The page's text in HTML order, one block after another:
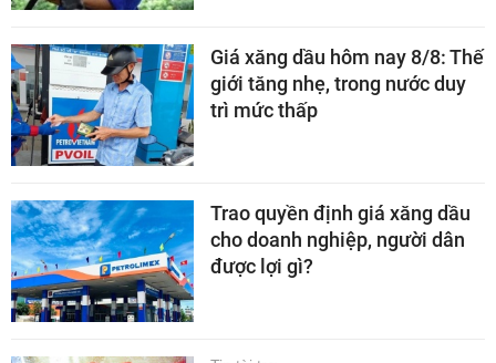
Giá xăng dầu hôm nay 8/8: Thế
giới tăng nhẹ, trong nước duy
trì mức thấp
Trao quyền định giá xăng dầu
cho doanh nghiệp, người dân
được lợi gì?